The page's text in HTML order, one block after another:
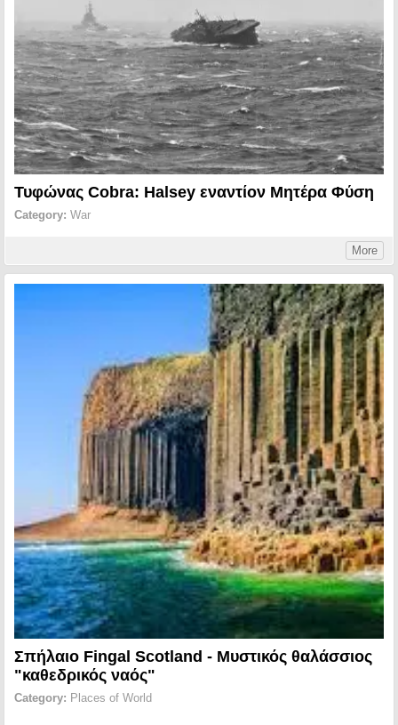
Τυφώνας Cobra: Halsey εναντίον Μητέρα Φύση
Category: War
More
Σπήλαιο Fingal Scotland - Μυστικός θαλάσσιος
"καθεδρικός ναός"
Category: Places of World